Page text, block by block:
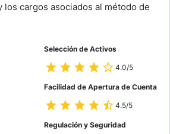
cargos asociados al método de
Selección de Activos
4.0/5
Facilidad de Apertura de Cuenta
4.5/5
Regulación y Seguridad